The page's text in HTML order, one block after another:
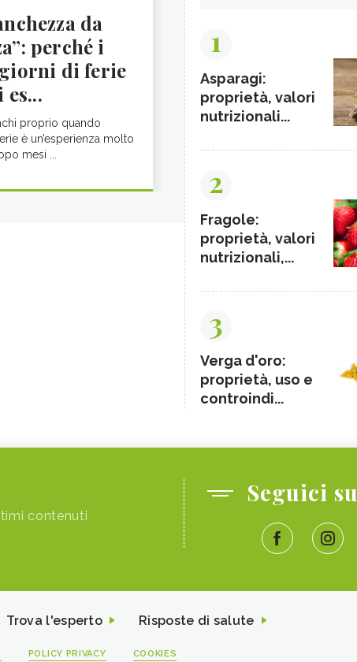
da
perché i
di ferie
proprio quando
è un’esperienza molto
mesi ...
1
Asparagi:
proprietà, valori
nutrizionali...
2
Fragole:
proprietà, valori
nutrizionali,...
3
Verga d'oro:
proprietà, uso e
controindi...
contenuti
Seguici su
Trova l'esperto Risposte di salute
POLICY PRIVACY COOKIES